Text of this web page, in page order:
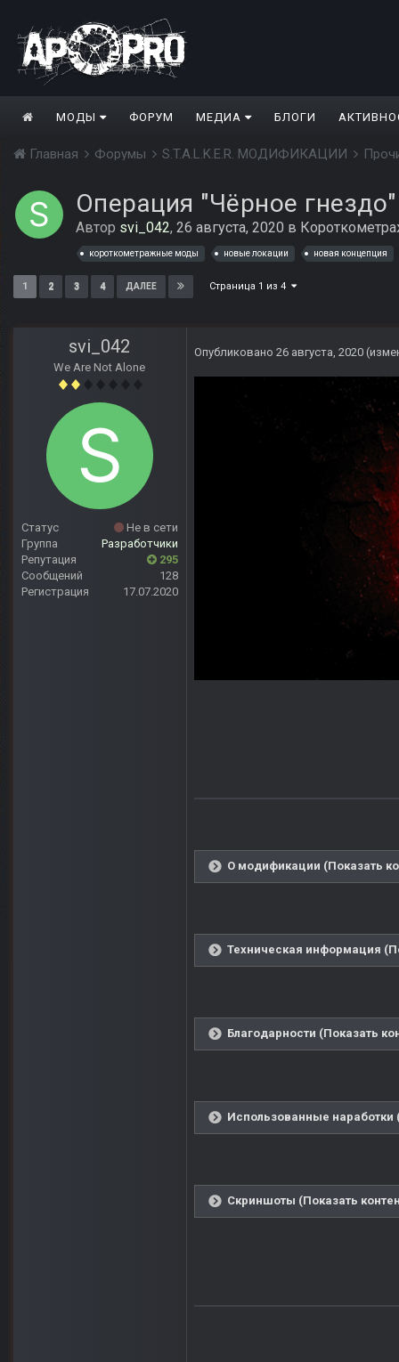
МОДЫ ФОРУМ МЕДИА БЛОГИ
Главная Форумы S.T.A.L.K.E.R. МОДИФИКАЦИИ
Операция "Чёрное гнездо"
Автор svi_042, 26 августа, 2020 в
короткометражные моды новые локации новая концепция
1 2 3 4 ДАЛЕЕ Страница 1 из 4
svi_042
We Are Not Alone
Статус
Не в сети
Группа
Разработчики
Репутация
295
Сообщений
128
Регистрация
17.07.2020
Опубликовано 26 августа, 2020
О модификации (Показать
Техническая информация
Благодарности (Показать
Использованные наработки
Скриншоты (Показать